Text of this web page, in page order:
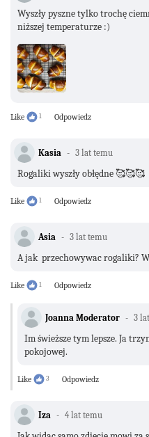
Wyszły pyszne tylko trochę
niższej temperaturze :)
Like 1 Odpowiedz
Kasia 3 lat temu
Rogaliki wyszły obłędne 🥰🥰🥰
Like 1 Odpowiedz
Asia 3 lat temu
A jak przechowywac rogaliki?
Like 1 Odpowiedz
Joanna Moderator 3
Im świeższe tym lepsze. Ja
pokojowej.
Like 3 Odpowiedz
Iza 4 lat temu